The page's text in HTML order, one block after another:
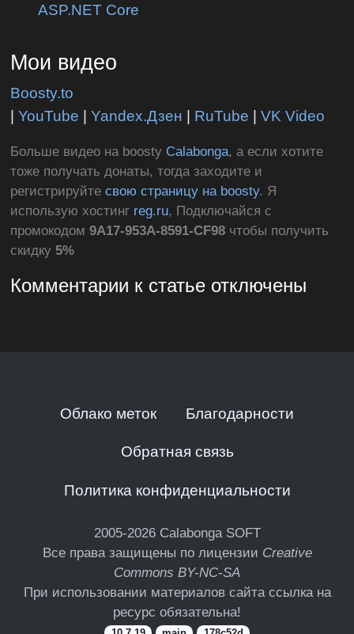
ASP.NET Core
Мои видео
Boosty.to
|YouTube |Yandex.Дзен | RuTube |VK Video
Больше видео на boosty Calabonga, а если хотите
тоже получать донаты, тогда заходите и
регистрируйтесвою страницу на boosty. Я
использую хостинг reg.ru, Подключайся с
промокодом9A17-953A-8591-CF98 чтобы получить
скидку5%
Комментарии к статье отключены
Облако меток Благодарности
Обратная связь
Политика конфиденциальности
2005-2026 Calabonga SOFT
Все права защищены по лицензии Creative
Commons BY-NC-SA
При использовании материалов сайта ссылка на
ресурс обязательна!